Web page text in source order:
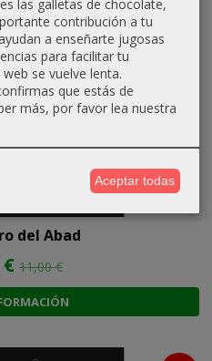
del Abad
€ 11,00 €
las galletas de chocolate,
contribución a tu
a enseñarte jugosas
para facilitar tu
se vuelve lenta.
que estás de
más, por favor lea nuestra
Aceptar todas